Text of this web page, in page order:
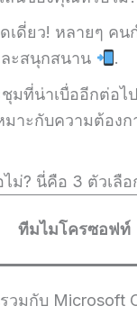
ดี่ยว! หลายๆ คน
ะสนุกสนาน
.
มที่น่าเบื่ออีกต่อไ
มาะกับความต้อ
ม่? นี่คือ 3 ตัวเลือ
ทีมไมโครซอฟท์
วมกับ Microsoft